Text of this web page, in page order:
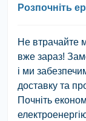
Розпочніть
Не втрачайте
вже зараз!
і ми
доставку та
Почніть